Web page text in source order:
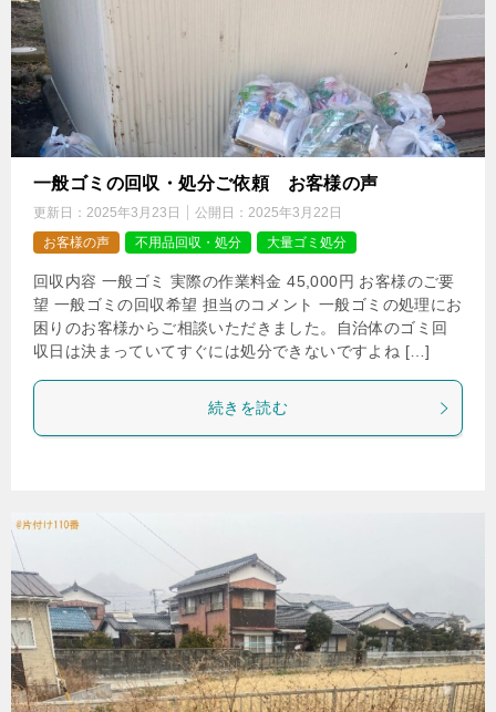
一般ゴミの回収・処分ご依頼 お客様の声
更新日： 2025年3月23日 公開日： 2025年3月22日
お客様の声
不用品回収・処分 大量ゴミ処分
回収内容 一般ゴミ 実際の作業料金 45,000円 お客様のご要
望 一般ゴミの回収希望 担当のコメント 一般ゴミの処理にお
困りのお客様からご相談いただきました。自治体のゴミ回
収日は決まっていてすぐには処分できないですよね […]
続きを読む